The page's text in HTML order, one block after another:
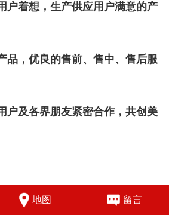
户着想，生产供应用户满意的产
品，优良的售前、售中、售后服
户及各界朋友紧密合作，共创美
地图 留言